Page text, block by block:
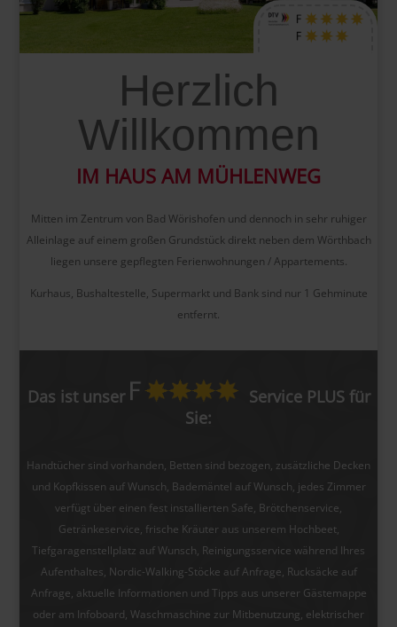
Herzlich
Willkommen
IM HAUS AM MÜHLENWEG
Mitten im Zentrum von Bad Wörishofen und dennoch in sehr ruhiger
Alleinlage auf einem großen Grundstück direkt neben dem Wörthbach
liegen unsere gepflegten Ferienwohnungen / Appartements.
Kurhaus, Bushaltestelle, Supermarkt und Bank sind nur 1 Gehminute
entfernt.
Das ist unser
Service PLUS für
Sie:
Handtücher sind vorhanden, Betten sind bezogen, zusätzliche Decken
und Kopfkissen auf Wunsch, Bademäntel auf Wunsch, jedes Zimmer
verfügt über einen fest installierten Safe, Brötchenservice,
Getränkeservice, frische Kräuter aus unserem Hochbeet,
Tiefgaragenstellplatz auf Wunsch, Reinigungsservice während Ihres
Aufenthaltes, Nordic-Walking-Stöcke auf Anfrage, Rucksäcke auf
Anfrage, aktuelle Informationen und Tipps aus unserer Gästemappe
oder am Infoboard, Waschmaschine zur Mitbenutzung, elektrischer